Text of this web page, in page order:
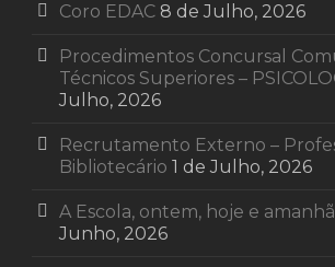
Coro EDAC 8 de Julho, 2026
Procedimentos Concursal
Técnicos Superiores –
Julho, 2026
Recrutamento Externo –
Bibliotecário 1 de Julho, 2026
A Escola, ontem, hoje e
Junho, 2026